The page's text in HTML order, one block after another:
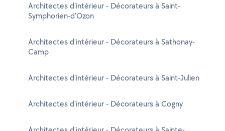
Architectes d'intérieur - Décorateurs à Saint-
Symphorien-d'Ozon
Architectes d'intérieur - Décorateurs à Sathonay-
Camp
Architectes d'intérieur - Décorateurs à Saint-Julien
Architectes d'intérieur - Décorateurs à Cogny